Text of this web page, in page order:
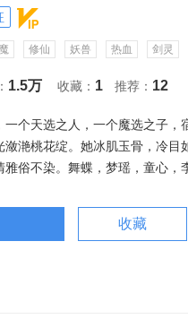
修仙 妖兽 热血 剑灵
1.5万 收藏： 1 推荐： 12
个天选之人，一个魔选之子，
滟桃花绽。她冰肌玉骨，冷目
雅俗不染。舞蝶，梦瑶，童心
的一方空间在等着探索！那里
，还有…？最好的守护是征服
收藏